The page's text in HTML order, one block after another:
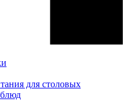
для столовых